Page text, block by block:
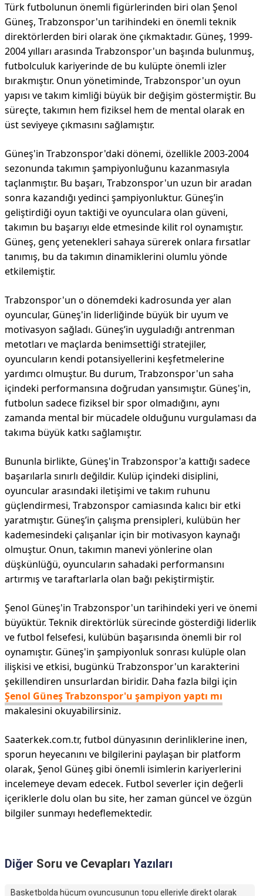
Türk futbolunun önemli figürlerinden biri olan Şenol
Güneş, Trabzonspor'un tarihindeki en önemli teknik
direktörlerden biri olarak öne çıkmaktadır. Güneş, 1999-
2004 yılları arasında Trabzonspor'un başında bulunmuş,
futbolculuk kariyerinde de bu kulüpte önemli izler
bırakmıştır. Onun yönetiminde, Trabzonspor'un oyun
yapısı ve takım kimliği büyük bir değişim göstermiştir. Bu
süreçte, takımın hem fiziksel hem de mental olarak en
üst seviyeye çıkmasını sağlamıştır.
Güneş'in Trabzonspor'daki dönemi, özellikle 2003-2004
sezonunda takımın şampiyonluğunu kazanmasıyla
taçlanmıştır. Bu başarı, Trabzonspor'un uzun bir aradan
sonra kazandığı yedinci şampiyonluktur. Güneş’in
geliştirdiği oyun taktiği ve oyunculara olan güveni,
takımın bu başarıyı elde etmesinde kilit rol oynamıştır.
Güneş, genç yetenekleri sahaya sürerek onlara fırsatlar
tanımış, bu da takımın dinamiklerini olumlu yönde
etkilemiştir.
Trabzonspor'un o dönemdeki kadrosunda yer alan
oyuncular, Güneş'in liderliğinde büyük bir uyum ve
motivasyon sağladı. Güneş’in uyguladığı antrenman
metotları ve maçlarda benimsettiği stratejiler,
oyuncuların kendi potansiyellerini keşfetmelerine
yardımcı olmuştur. Bu durum, Trabzonspor'un saha
içindeki performansına doğrudan yansımıştır. Güneş'in,
futbolun sadece fiziksel bir spor olmadığını, aynı
zamanda mental bir mücadele olduğunu vurgulaması da
takıma büyük katkı sağlamıştır.
Bununla birlikte, Güneş'in Trabzonspor'a kattığı sadece
başarılarla sınırlı değildir. Kulüp içindeki disiplini,
oyuncular arasındaki iletişimi ve takım ruhunu
güçlendirmesi, Trabzonspor camiasında kalıcı bir etki
yaratmıştır. Güneş’in çalışma prensipleri, kulübün her
kademesindeki çalışanlar için bir motivasyon kaynağı
olmuştur. Onun, takımın manevi yönlerine olan
düşkünlüğü, oyuncuların sahadaki performansını
artırmış ve taraftarlarla olan bağı pekiştirmiştir.
Şenol Güneş'in Trabzonspor'un tarihindeki yeri ve önemi
büyüktür. Teknik direktörlük sürecinde gösterdiği liderlik
ve futbol felsefesi, kulübün başarısında önemli bir rol
oynamıştır. Güneş'in şampiyonluk sonrası kulüple olan
ilişkisi ve etkisi, bugünkü Trabzonspor'un karakterini
şekillendiren unsurlardan biridir. Daha fazla bilgi için
Şenol Güneş Trabzonspor'u şampiyon yaptı mı
makalesini okuyabilirsiniz.
Saaterkek.com.tr, futbol dünyasının derinliklerine inen,
sporun heyecanını ve bilgilerini paylaşan bir platform
olarak, Şenol Güneş gibi önemli isimlerin kariyerlerini
incelemeye devam edecek. Futbol severler için değerli
içeriklerle dolu olan bu site, her zaman güncel ve özgün
bilgiler sunmayı hedeflemektedir.
Diğer Soru ve Cevapları Yazıları
Basketbolda hücum oyuncusunun topu elleriyle direkt olarak